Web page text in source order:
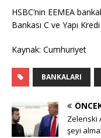
HSBC’nin EEMEA
Bankası C ve Yapı
Kaynak: Cumhuriyet
BANKALARI
Zelenski
şeyi